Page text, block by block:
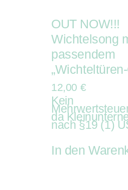
OUT NOW!!!
Wichtelsong
passendem
12,00 €
Kein
da
nach §19 (1)
In den